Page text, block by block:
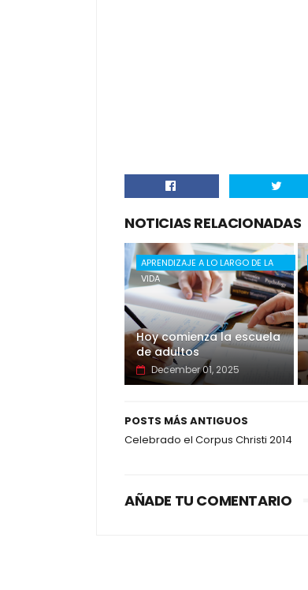
NOTICIAS RELACIONADAS
APRENDIZAJE A LO LARGO DE LA
VIDA
Hoy comienza la escuela
de adultos
December 01, 2025
POSTS MÁS ANTIGUOS
Celebrado el Corpus Christi 2014
AÑADE TU COMENTARIO